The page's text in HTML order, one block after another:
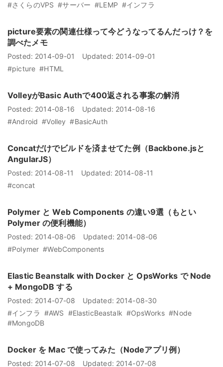
#さくらのVPS #サーバー #LEMP #インフラ
picture要素の関連仕様って今どうなってるんだっけ？を
調べたメモ
Posted: 2014-09-01 Updated: 2014-09-01
#picture #HTML
VolleyがBasic Authで400返される事案の解消
Posted: 2014-08-16 Updated: 2014-08-16
#Android #Volley #BasicAuth
Concatだけでビルドを済ませてた例（Backbone.jsと
AngularJS）
Posted: 2014-08-11 Updated: 2014-08-11
#concat
Polymer と Web Components の違い9選（もとい
Polymer の便利機能）
Posted: 2014-08-06 Updated: 2014-08-06
#Polymer #WebComponents
Elastic Beanstalk with Docker と OpsWorks で Node
+ MongoDB する
Posted: 2014-07-08 Updated: 2014-08-30
#インフラ #AWS #ElasticBeastalk #OpsWorks #Node
#MongoDB
Docker を Mac で使ってみた（Nodeアプリ例）
Posted: 2014-07-08 Updated: 2014-07-08